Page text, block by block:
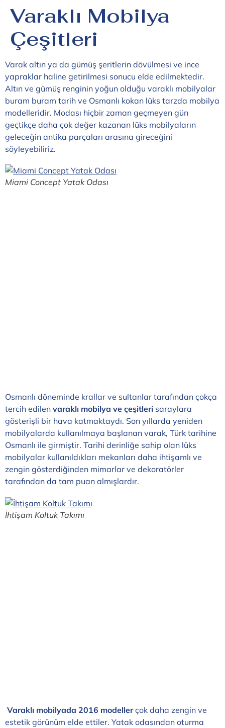
Varaklı Mobilya
Çeşitleri
Varak altın ya da gümüş şeritlerin dövülmesi ve ince
yapraklar haline getirilmesi sonucu elde edilmektedir.
Altın ve gümüş renginin yoğun olduğu varaklı mobilyalar
buram buram tarih ve Osmanlı kokan lüks tarzda mobilya
modelleridir. Modası hiçbir zaman geçmeyen gün
geçtikçe daha çok değer kazanan lüks mobilyaların
geleceğin antika parçaları arasına gireceğini
söyleyebiliriz.
Miami Concept Yatak Odası
Osmanlı döneminde krallar ve sultanlar tarafından çokça
tercih edilen varaklı mobilya ve çeşitleri saraylara
gösterişli bir hava katmaktaydı. Son yıllarda yeniden
mobilyalarda kullanılmaya başlanan varak, Türk tarihine
Osmanlı ile girmiştir. Tarihi derinliğe sahip olan lüks
mobilyalar kullanıldıkları mekanları daha ihtişamlı ve
zengin gösterdiğinden mimarlar ve dekoratörler
tarafından da tam puan almışlardır.
İhtişam Koltuk Takımı
Varaklı mobilyada 2016 modellerçok daha zengin ve
estetik görünüm elde ettiler. Yatak odasından oturma